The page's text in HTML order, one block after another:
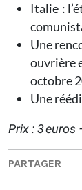
Italie :
Une
ouvrière
octobre
Une
Prix : 3 euros
PARTAGER